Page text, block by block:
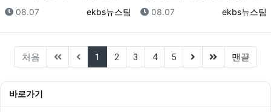
등록일
08.07 등록자
ekbs뉴스팀 등록일
08.07 등록자
ekbs뉴스팀
처음 1 (current)
2 3 4 5 (next)(last)맨끝
바로가기